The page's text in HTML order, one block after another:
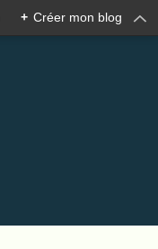
+ Créer mon blog